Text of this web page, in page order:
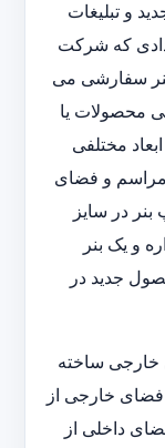
و تبلیغات
که شرکت
سفارشی می
محصولات یا
مختلفی
مراسم و فضای
بنر در سایز
و یک بنر
جدید در
خارجی ساخته
فضای خارجی از
داخلی از